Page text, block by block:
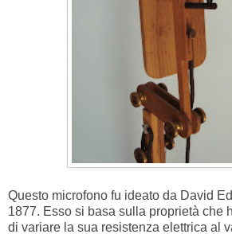
Questo microfono fu ideato da David
1877. Esso si basa sulla proprietà che
di variare la sua resistenza elettrica al